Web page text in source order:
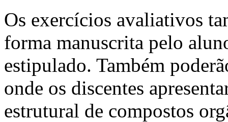
Os exercícios avaliativos
forma manuscrita pelo
estipulado. Também
onde os discentes
estrutural de compostos